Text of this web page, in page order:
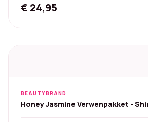
€ 24,95
BEAUTYBRAND
Honey Jasmine Verwenpakket -